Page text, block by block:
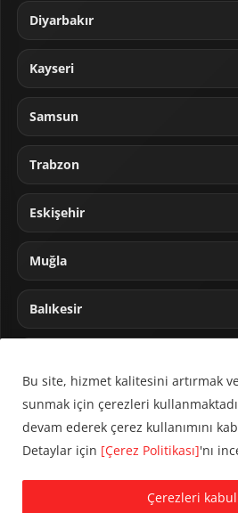
Diyarbakır
Kayseri
Samsun
Trabzon
Eskişehir
Muğla
Balıkesir
© 2024 CUMHA (Cumhur Haber
Bu site, hizmet kalitesini artırmak
sunmak için çerezleri
devam ederek çerez kullanımını
Detaylar için [Çerez Politikası]'nı
Çerezleri